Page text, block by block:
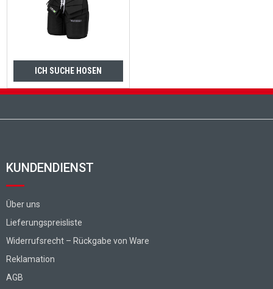
ICH SUCHE HOSEN
KUNDENDIENST
Über uns
Lieferungspreisliste
Widerrufsrecht – Rückgabe von Ware
Reklamation
AGB